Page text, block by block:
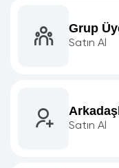
Grup
Satın Al
Satın Al